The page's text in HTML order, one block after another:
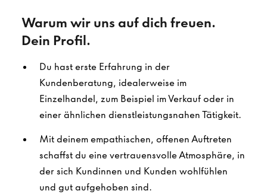
Warum wir uns auf dich freuen.
Dein Profil.
Du hast erste Erfahrung in der
Kundenberatung, idealerweise im
Einzelhandel, zum Beispiel im Verkauf oder in
einer ähnlichen dienstleistungsnahen Tätigkeit.
Mit deinem empathischen, offenen Auftreten
schaffst du eine vertrauensvolle Atmosphäre, in
der sich Kundinnen und Kunden wohlfühlen
und gut aufgehoben sind.